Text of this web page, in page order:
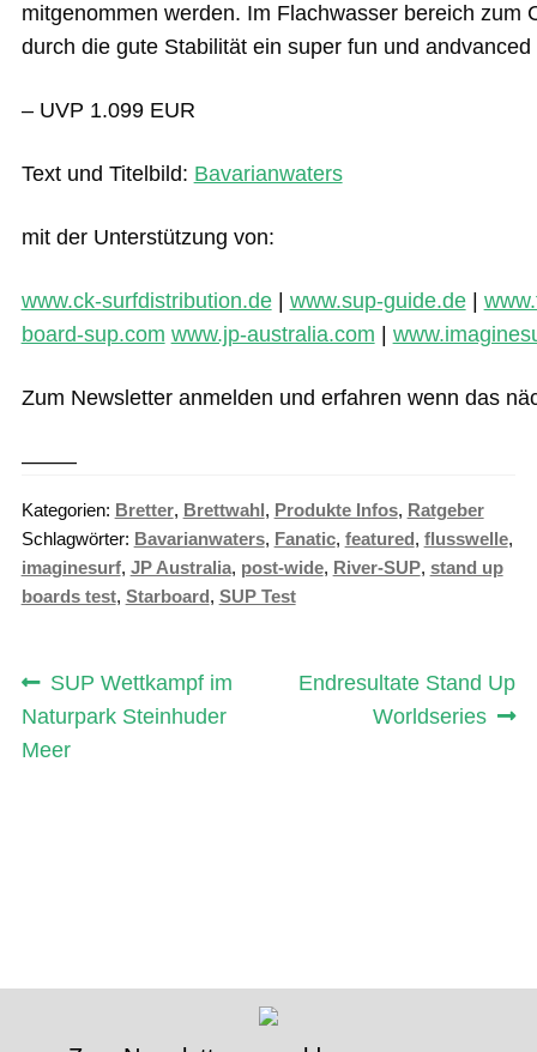
mitgenommen werden. Im Flachwasser bereich zum
durch die gute Stabilität ein super fun und andvanced
– UVP 1.099 EUR
Text und Titelbild: Bavarianwaters
mit der Unterstützung von:
www.ck-surfdistribution.de| www.sup-guide.de|
board-sup.com www.jp-australia.com |
Zum Newsletter anmelden und erfahren wenn das
——–
Kategorien: Bretter, Brettwahl, Produkte Infos, Ratgeber
Schlagwörter: Bavarianwaters, Fanatic, featured, flusswelle,
imaginesurf, JP Australia, post-wide, River-SUP, stand up
boards test, Starboard, SUP Test
Beitragsnavigation
Vorheriger
Beitrag:
SUP Wettkampf im
Naturpark Steinhuder
Meer
Nächster
Endresultate Stand Up
Worldseries